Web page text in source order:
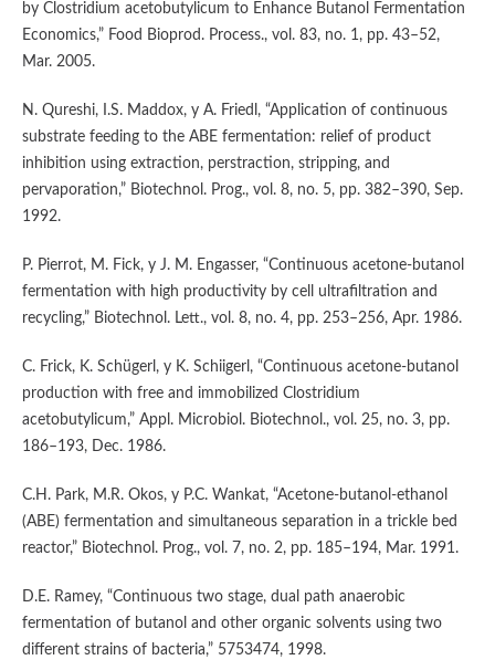
by Clostridium acetobutylicum to Enhance Butanol Fermentation
Economics,” Food Bioprod. Process., vol. 83, no. 1, pp. 43–52,
Mar. 2005.
N. Qureshi, I.S. Maddox, y A. Friedl, “Application of continuous
substrate feeding to the ABE fermentation: relief of product
inhibition using extraction, perstraction, stripping, and
pervaporation,” Biotechnol. Prog., vol. 8, no. 5, pp. 382–390, Sep.
1992.
P. Pierrot, M. Fick, y J. M. Engasser, “Continuous acetone-butanol
fermentation with high productivity by cell ultrafiltration and
recycling,” Biotechnol. Lett., vol. 8, no. 4, pp. 253–256, Apr. 1986.
C. Frick, K. Schügerl, y K. Schiigerl, “Continuous acetone-butanol
production with free and immobilized Clostridium
acetobutylicum,” Appl. Microbiol. Biotechnol., vol. 25, no. 3, pp.
186–193, Dec. 1986.
C.H. Park, M.R. Okos, y P.C. Wankat, “Acetone-butanol-ethanol
(ABE) fermentation and simultaneous separation in a trickle bed
reactor,” Biotechnol. Prog., vol. 7, no. 2, pp. 185–194, Mar. 1991.
D.E. Ramey, “Continuous two stage, dual path anaerobic
fermentation of butanol and other organic solvents using two
different strains of bacteria,” 5753474, 1998.